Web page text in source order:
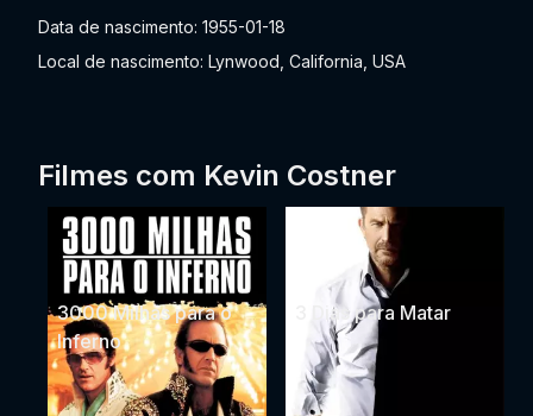
Data de nascimento: 1955-01-18
Local de nascimento: Lynwood, California, USA
Filmes com Kevin Costner
3000 Milhas para o
Inferno
3 Dias para Matar